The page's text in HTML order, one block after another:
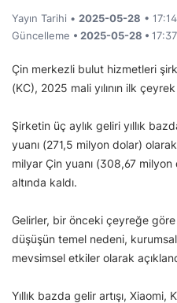
Yayın Tarihi • 2025-05-28 •
Güncelleme • 2025-05-28 •
Çin merkezli bulut hizmetleri
(KC), 2025 mali yılının ilk çeyrek
Şirketin üç aylık geliri yıllık
yuanı (271,5 milyon dolar)
milyar Çin yuanı (308,67
altında kaldı.
Gelirler, bir önceki çeyreğe
düşüşün temel nedeni,
mevsimsel etkiler olarak
Yıllık bazda gelir artışı,